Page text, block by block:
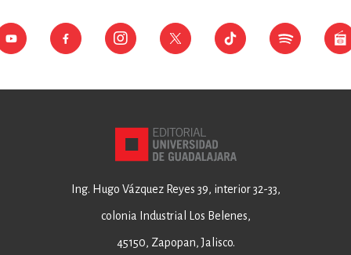
Ing. Hugo Vázquez Reyes 39, interior 32-33,
colonia Industrial Los Belenes,
45150, Zapopan, Jalisco.